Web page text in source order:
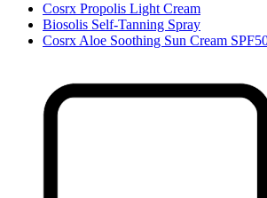
Cosrx Propolis Light Cream
Biosolis Self-Tanning Spray
Cosrx Aloe Soothing Sun Cream